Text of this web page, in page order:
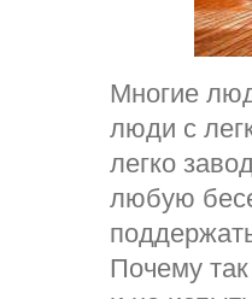
Многие
люди с
легко
любую
Почему